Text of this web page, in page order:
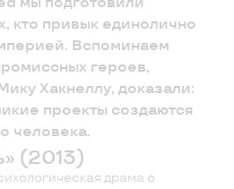
кто привык единолично
Вспоминаем
героев,
Хакнеллу, доказали:
проекты создаются
человека.
(2013)
драма о